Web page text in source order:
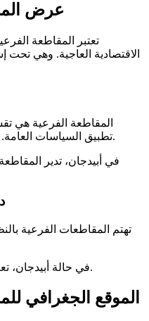
عرض
تعتبر المقاطعة
الاقتصادية العاجية. وهي
المقاطعة الفرعية هي
تطبيق السياسات العامة. كما تدير خدمات الدولة في منطقتها.
في أبيدجان، تدير
تهتم المقاطعات الفرعية
في حالة أبيدجان، تعتبر هذه المهام حاسمة لإدارة المدينة.
الموقع الجغرافي